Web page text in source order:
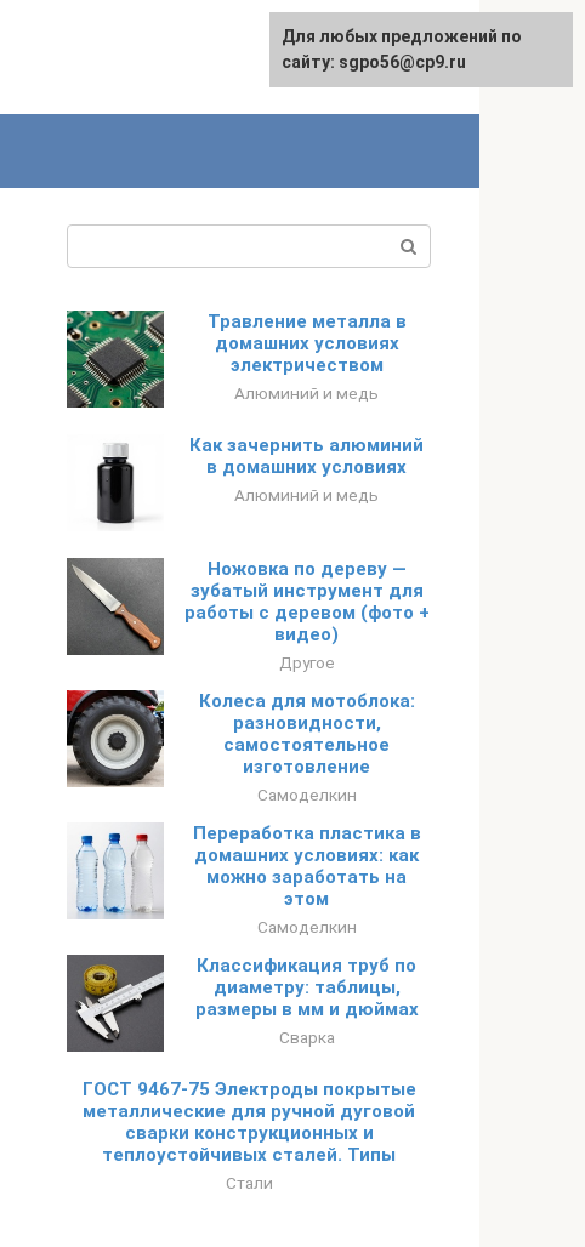
English
Травление металла в
домашних условиях
электричеством
Алюминий и медь
Как зачернить алюминий
в домашних условиях
Алюминий и медь
Ножовка по дереву —
зубатый инструмент для
работы с деревом (фото +
видео)
Другое
Колеса для мотоблока:
разновидности,
самостоятельное
изготовление
Самоделкин
Переработка пластика в
домашних условиях: как
можно заработать на
этом
Самоделкин
Классификация труб по
диаметру: таблицы,
размеры в мм и дюймах
Сварка
ГОСТ 9467-75 Электроды покрытые
металлические для ручной дуговой
сварки конструкционных и
теплоустойчивых сталей. Типы
Стали
Для любых предложений по
сайту: sgpo56@cp9.ru